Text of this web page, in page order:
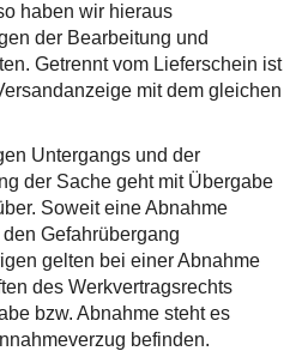
haben wir hieraus
der Bearbeitung und
Getrennt vom Lieferschein ist
mit dem gleichen
Untergangs und der
der Sache geht mit Übergabe
Soweit eine Abnahme
Gefahrübergang
gelten bei einer Abnahme
des Werkvertragsrechts
bzw. Abnahme steht es
befinden.